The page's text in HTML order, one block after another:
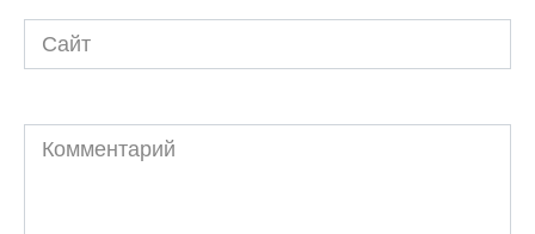
Сайт
Комментарий